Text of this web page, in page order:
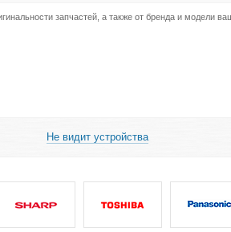
запчастей, а также от бренда и модели
Не видит устройства